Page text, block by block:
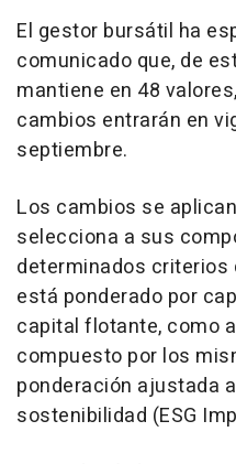
El gestor bursátil ha
comunicado que, de
mantiene en 48
cambios entrarán en
septiembre.
Los cambios se
selecciona a sus
determinados criterios
está ponderado por
capital flotante, como
compuesto por los
ponderación ajustada
sostenibilidad (ESG